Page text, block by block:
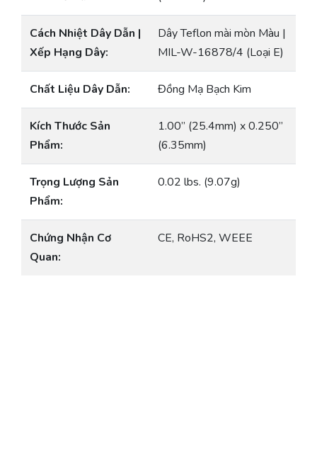
Cách Nhiệt Dây Dẫn |
Xếp Hạng Dây:
Dây Teflon mài mòn Màu |
MIL-W-16878/4 (Loại E)
Chất Liệu Dây Dẫn: Đồng Mạ Bạch Kim
Kích Thước Sản
Phẩm:
1.00” (25.4mm) x 0.250”
(6.35mm)
Trọng Lượng Sản
Phẩm:
0.02 lbs. (9.07g)
Chứng Nhận Cơ
Quan:
CE, RoHS2, WEEE